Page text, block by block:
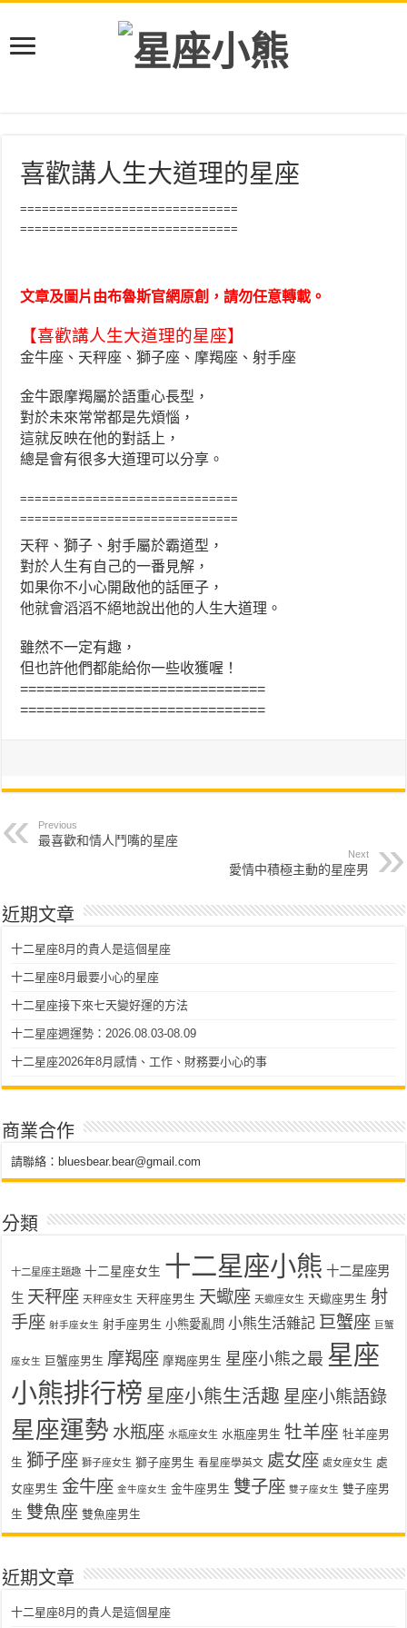
喜歡講人生大道理的星座
==============================
==============================
文章及圖片由布魯斯官網原創，請勿任意轉載。
【喜歡講人生大道理的星座】
金牛座、天秤座、獅子座、摩羯座、射手座
金牛跟摩羯屬於語重心長型，
對於未來常常都是先煩惱，
這就反映在他的對話上，
總是會有很多大道理可以分享。
==============================
==============================
天秤、獅子、射手屬於霸道型，
對於人生有自己的一番見解，
如果你不小心開啟他的話匣子，
他就會滔滔不絕地說出他的人生大道理。
雖然不一定有趣，
但也許他們都能給你一些收獲喔！
==============================
==============================
Previous
最喜歡和情人鬥嘴的星座
Next
愛情中積極主動的星座男
近期文章
十二星座8月的貴人是這個星座
十二星座8月最要小心的星座
十二星座接下來七天變好運的方法
十二星座週運勢：2026.08.03-08.09
十二星座2026年8月感情、工作、財務要小心的事
商業合作
請聯絡： bluesbear.bear@gmail.com
分類
十二星座主題趣 十二星座女生 十二星座小熊 十二星座男
生 天秤座 天秤座女生 天秤座男生 天蠍座 天蠍座女生 天蠍座男生 射
手座 射手座女生 射手座男生 小熊愛亂問 小熊生活雜記 巨蟹座 巨蟹
座女生 巨蟹座男生 摩羯座 摩羯座男生 星座小熊之最 星座
小熊排行榜 星座小熊生活趣 星座小熊語錄
星座運勢 水瓶座 水瓶座女生 水瓶座男生 牡羊座 牡羊座男
生 獅子座 獅子座女生 獅子座男生 看星座學英文 處女座 處女座女生 處
女座男生 金牛座 金牛座女生 金牛座男生 雙子座 雙子座女生 雙子座男
生 雙魚座 雙魚座男生
近期文章
十二星座8月的貴人是這個星座